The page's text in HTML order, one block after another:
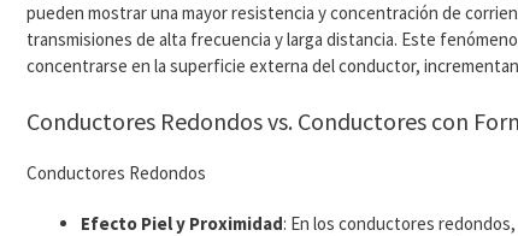
pueden mostrar una mayor resistencia y concentración de
transmisiones de alta frecuencia y larga distancia. Este
concentrarse en la superficie externa del conductor,
Conductores Redondos vs. Conductores con
Conductores Redondos
Efecto Piel y Proximidad: En los conductores